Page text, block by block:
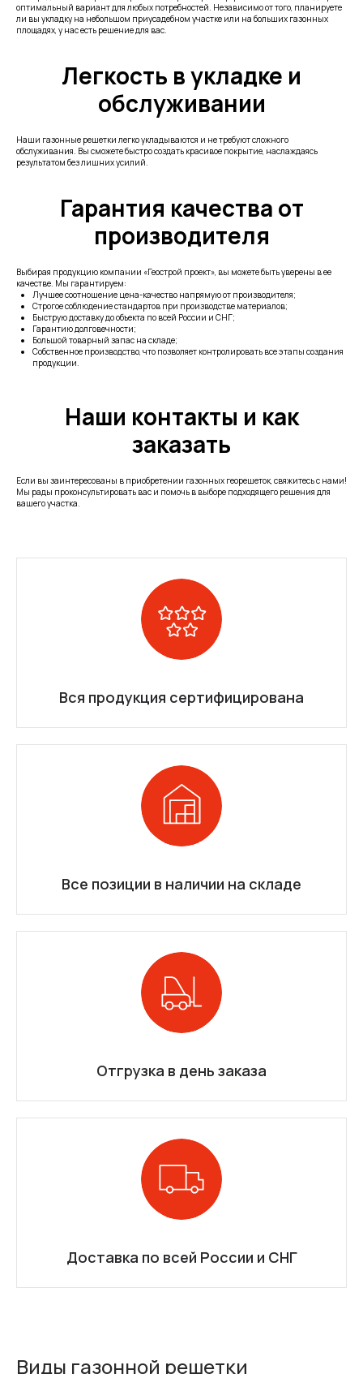
оптимальный вариант для любых потребностей. Независимо от того, планируете
ли вы укладку на небольшом приусадебном участке или на больших газонных
площадях, у нас есть решение для вас.
Легкость в укладке и
обслуживании
Наши газонные решетки легко укладываются и не требуют сложного
обслуживания. Вы сможете быстро создать красивое покрытие, наслаждаясь
результатом без лишних усилий.
Гарантия качества от
производителя
Выбирая продукцию компании «Геострой проект», вы можете быть уверены в ее
качестве. Мы гарантируем:
Лучшее соотношение цена-качество напрямую от производителя;
Строгое соблюдение стандартов при производстве материалов;
Быструю доставку до объекта по всей России и СНГ;
Гарантию долговечности;
Большой товарный запас на складе;
Собственное производство, что позволяет контролировать все этапы создания
продукции.
Наши контакты и как
заказать
Если вы заинтересованы в приобретении газонных георешеток, свяжитесь с нами!
Мы рады проконсультировать вас и помочь в выборе подходящего решения для
вашего участка.
Вся продукция сертифицирована
Все позиции в наличии на складе
Отгрузка в день заказа
Доставка по всей России и СНГ
Виды газонной решетки